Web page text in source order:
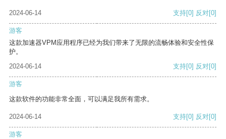
2024-06-14 支持[0] 反对[0]
游客
这款加速器VPM应用程序已经为我们带来了无限的流畅体验和安全性保
护。
2024-06-14
支持[0] 反对[0]
游客
这款软件的功能非常全面，可以满足我所有需求。
2024-06-14 支持[0] 反对[0]
游客